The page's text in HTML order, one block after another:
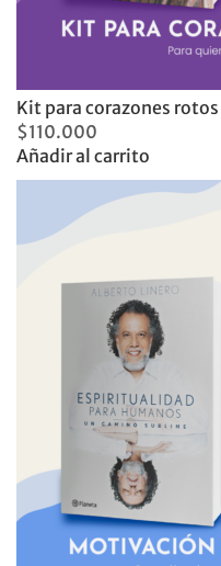
Kit para corazones rotos
$110.000
Añadir al carrito